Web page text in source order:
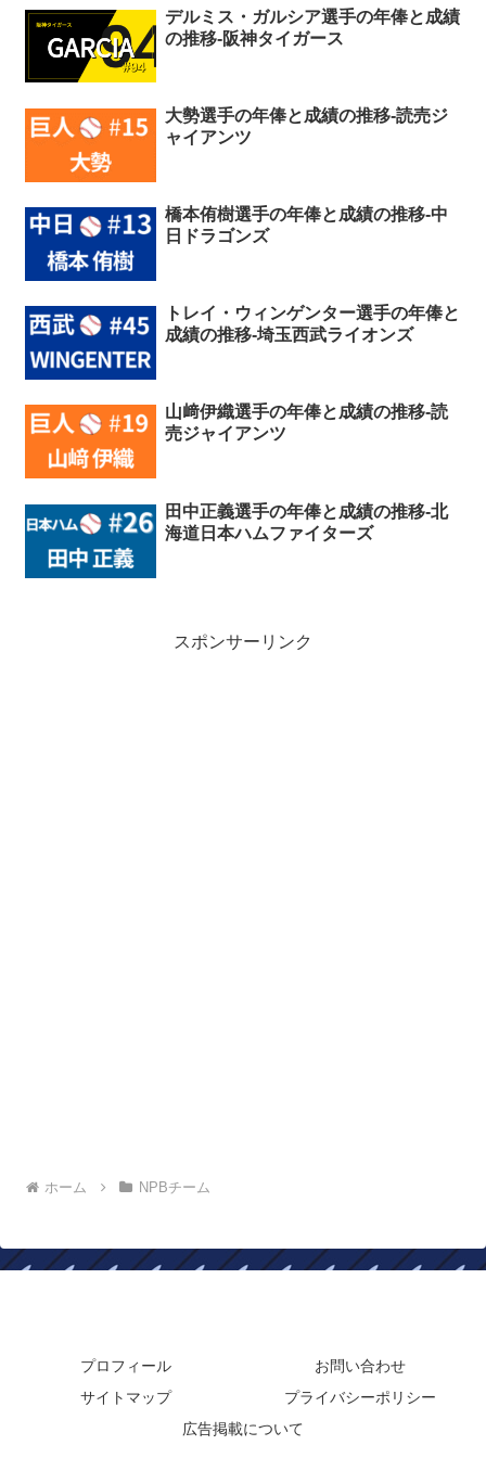
デルミス・ガルシア選手の年俸と成績
の推移-阪神タイガース
大勢選手の年俸と成績の推移-読売ジ
ャイアンツ
橋本侑樹選手の年俸と成績の推移-中
日ドラゴンズ
トレイ・ウィンゲンター選手の年俸と
成績の推移-埼玉西武ライオンズ
山﨑伊織選手の年俸と成績の推移-読
売ジャイアンツ
田中正義選手の年俸と成績の推移-北
海道日本ハムファイターズ
スポンサーリンク
ホーム NPBチーム
プロフィール
お問い合わせ
サイトマップ
プライバシーポリシー
広告掲載について